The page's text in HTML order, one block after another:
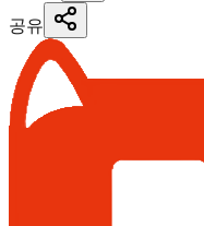
공유